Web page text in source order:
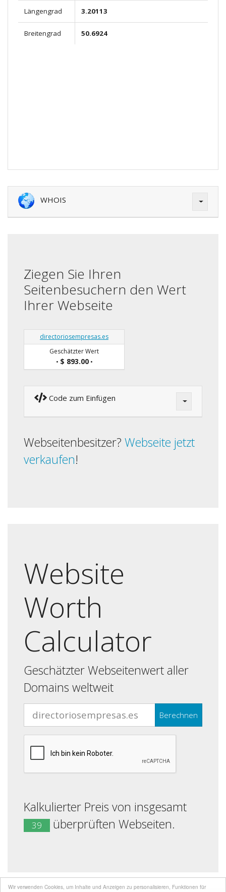
Wir verwenden Cookies, um Inhalte und Anzeigen zu personalisieren, Funktionen für
Längengrad 3.20113
Breitengrad 50.6924
WHOIS
Ziegen Sie Ihren
Seitenbesuchern den Wert
Ihrer Webseite
directoriosempresas.es
Geschätzter Wert
• $ 893.00•
Code zum Einfügen
Webseitenbesitzer? Webseite jetzt
verkaufen!
Website
Worth
Calculator
Geschätzter Webseitenwert aller
Domains weltweit
Berechnen
Kalkulierter Preis von insgesamt
39 überprüften Webseiten.